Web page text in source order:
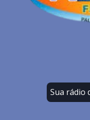
Sua rádio